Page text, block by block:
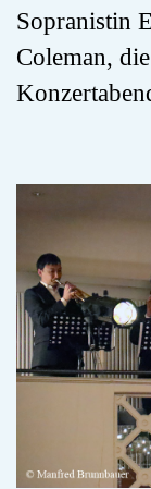
Sopranistin
Coleman,